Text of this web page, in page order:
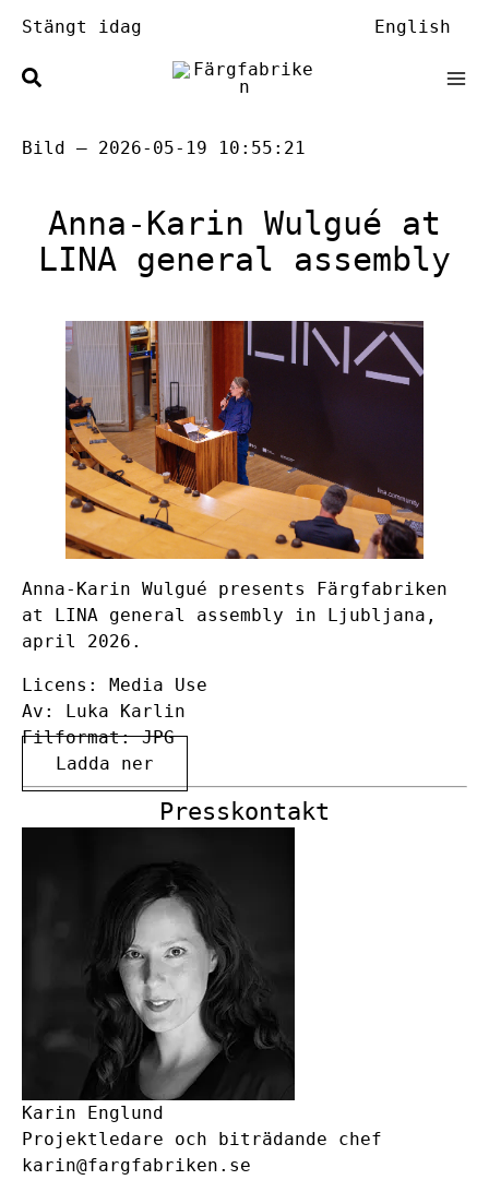
till
innehåll
Stängt idag English
Bild — 2026-05-19 10:55:21
Anna-Karin Wulgué at
LINA general assembly
Anna-Karin Wulgué presents Färgfabriken
at LINA general assembly in Ljubljana,
april 2026.
Licens: Media Use
Av: Luka Karlin
Filformat: JPG
Ladda ner
Presskontakt
Karin Englund
Projektledare och biträdande chef
karin@fargfabriken.se